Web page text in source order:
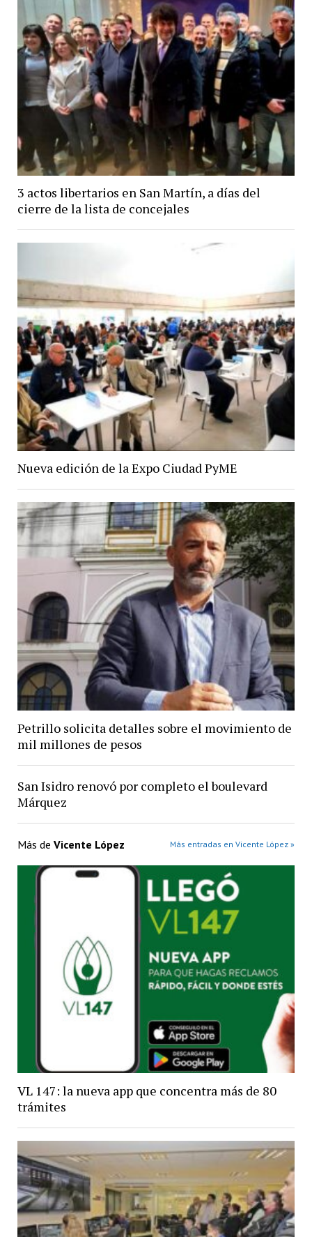
3 actos libertarios en San Martín, a días del
cierre de la lista de concejales
Nueva edición de la Expo Ciudad PyME
Petrillo solicita detalles sobre el movimiento de
mil millones de pesos
San Isidro renovó por completo el boulevard
Márquez
Más de Vicente López Más entradas en Vicente López »
VL 147: la nueva app que concentra más de 80
trámites